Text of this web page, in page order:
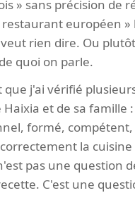
» sans précision de
européen »
rien dire. Ou
quoi on parle.
que j'ai vérifié
et de sa famille
formé,
la
pas une question
C'est une